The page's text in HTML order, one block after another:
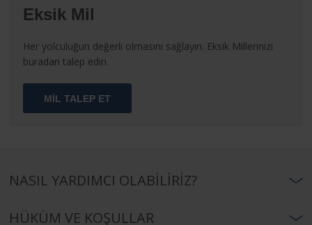
Eksik Mil
Her yolculuğun değerli olmasını sağlayın. Eksik Millerinizi
buradan talep edin.
MİL TALEP ET
NASIL YARDIMCI OLABILIRIZ?
HÜKÜM VE KOŞULLAR